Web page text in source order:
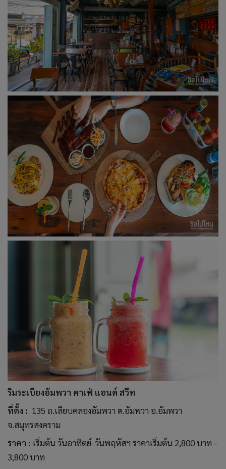
ริมระเบียงอัมพวา คาเฟ่ แอนด์ สวีท
ที่ตั้ง : 135 ถ.เลียบคลองอัมพวา ต.อัมพวา อ.อัมพวา
จ.สมุทรสงคราม
ราคา : เริ่มต้น วันอาทิตย์-วันพฤหัสฯ ราคาเริ่มต้น 2,800 บาท -
3,800 บาท